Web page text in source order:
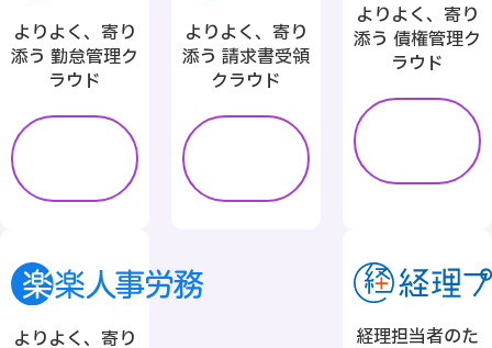
よりよく、寄り
添う 勤怠管理ク
ラウド
よりよく、寄り
添う 請求書受領
クラウド
よりよく、寄り
添う 債権管理ク
ラウド
よりよく、寄り
経理担当者のた